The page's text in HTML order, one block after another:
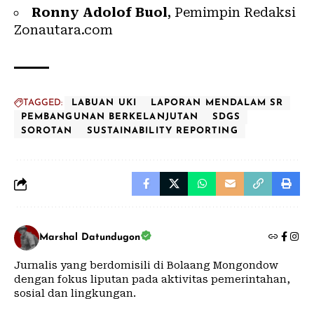
Ronny Adolof Buol, Pemimpin Redaksi
Zonautara.com
TAGGED: LABUAN UKI
LAPORAN MENDALAM SR
PEMBANGUNAN BERKELANJUTAN
SDGS
SOROTAN
SUSTAINABILITY REPORTING
Marshal Datundugon
Jurnalis yang berdomisili di Bolaang Mongondow
dengan fokus liputan pada aktivitas pemerintahan,
sosial dan lingkungan.